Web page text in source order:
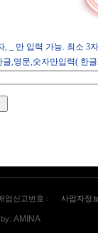
_ 만 입력 가능. 최소 3
,영문,숫자만입력( 한
업신고번호 : 사업자정
AMINA